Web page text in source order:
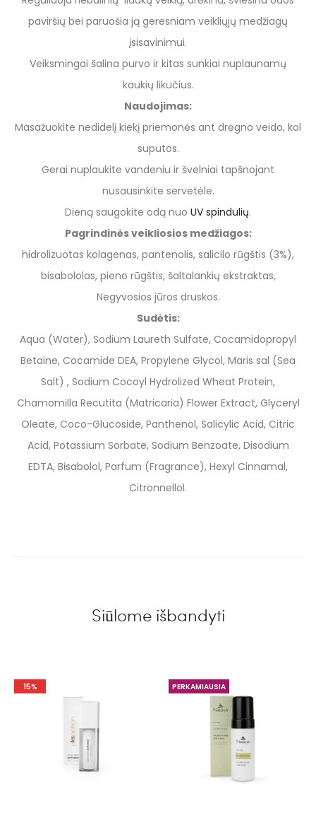
paviršių bei paruošia ją geresniam veikliųjų medžiagų
įsisavinimui.
Veiksmingai šalina purvo ir kitas sunkiai nuplaunamų
kaukių likučius.
Naudojimas:
Masažuokite nedidelį kiekį priemonės ant drėgno veido, kol
suputos.
Gerai nuplaukite vandeniu ir švelniai tapšnojant
nusausinkite servetėle.
Dieną saugokite odą nuo UV spindulių.
Pagrindinės veikliosios medžiagos:
hidrolizuotas kolagenas, pantenolis, salicilo rūgštis (3%),
bisabololas, pieno rūgštis, šaltalankių ekstraktas,
Negyvosios jūros druskos.
Sudėtis:
Aqua (Water), Sodium Laureth Sulfate, Cocamidopropyl
Betaine, Cocamide DEA, Propylene Glycol, Maris sal (Sea
Salt) , Sodium Cocoyl Hydrolized Wheat Protein,
Chamomilla Recutita (Matricaria) Flower Extract, Glyceryl
Oleate, Coco-Glucoside, Panthenol, Salicylic Acid, Citric
Acid, Potassium Sorbate, Sodium Benzoate, Disodium
EDTA, Bisabolol, Parfum (Fragrance), Hexyl Cinnamal,
Citronnellol.
Siūlome išbandyti
15% PERKAMIAUSIA